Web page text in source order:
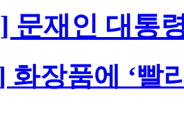
문재인 대통
화장품에 ‘빨